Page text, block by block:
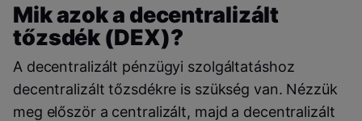
Mik azok a decentralizált
tőzsdék (DEX)?
A decentralizált pénzügyi szolgáltatáshoz
decentralizált tőzsdékre is szükség van. Nézzük
meg először a centralizált, majd a decentralizált